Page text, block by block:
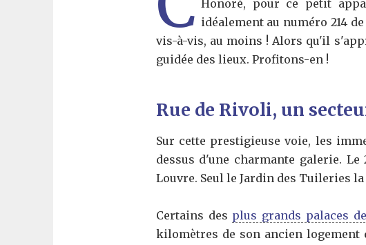
Honoré, pour ce petit
idéalement au numéro 214
vis-à-vis, au moins ! Alors qu'il
guidée des lieux. Profitons-en !
Rue de Rivoli, un
Sur cette prestigieuse voie, les
dessus d'une charmante galerie.
Louvre. Seul le Jardin des Tuileries la
Certains des plus grands palaces
kilomètres de son ancien logement